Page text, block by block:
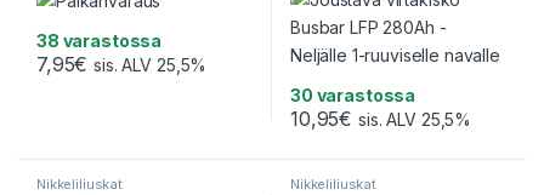
38 varastossa
7,95€ sis. ALV 25,5%
30 varastossa
10,95€ sis. ALV 25,5%
Nikkeliliuskat Nikkeliliuskat